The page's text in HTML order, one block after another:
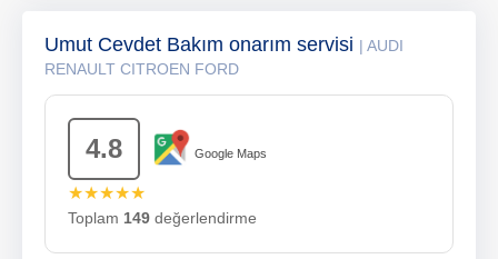
Umut Cevdet Bakım onarım servisi | AUDI
RENAULT CITROEN FORD
4.8 Google Maps
★★★★★
Toplam 149 değerlendirme